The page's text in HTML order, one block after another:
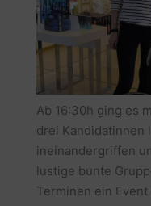
Ab 16:30h ging es
drei Kandidatinnen
ineinandergriffen
lustige bunte
Terminen ein